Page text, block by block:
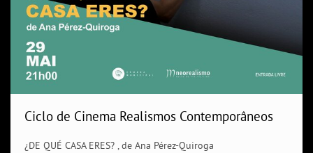
Ciclo de Cinema Realismos Contemporâneos
¿DE QUÉ CASA ERES? , de Ana Pérez-Quiroga